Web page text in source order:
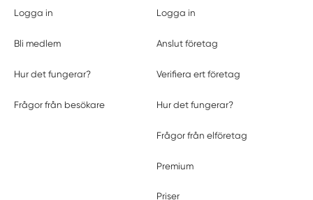
Logga in
Bli medlem
Hur det fungerar?
Frågor från besökare
Logga in
Anslut företag
Verifiera ert företag
Hur det fungerar?
Frågor från elföretag
Premium
Priser